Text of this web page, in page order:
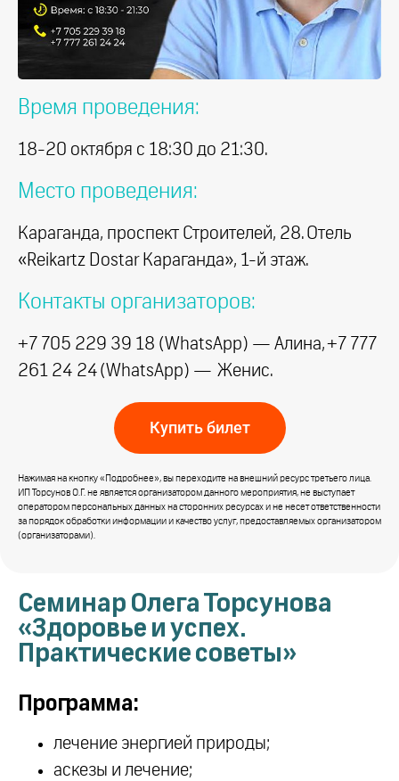
Время проведения:
18-20 октября с 18:30 до 21:30.
Место проведения:
Караганда, проспект Строителей, 28. Отель
«Reikartz Dostar Караганда», 1-й этаж.
Контакты организаторов:
+7 705 229 39 18 (WhatsApp) — Алина, +7 777
261 24 24 (WhatsApp) — Женис.
Купить билет
Нажимая на кнопку «Подробнее», вы переходите на внешний ресурс третьего лица.
ИП Торсунов О.Г. не является организатором данного мероприятия, не выступает
оператором персональных данных на сторонних ресурсах и не несет ответственности
за порядок обработки информации и качество услуг, предоставляемых организатором
(организаторами).
Семинар Олега Торсунова
«Здоровье и успех.
Практические советы»
Программа:
лечение энергией природы;
аскезы и лечение;